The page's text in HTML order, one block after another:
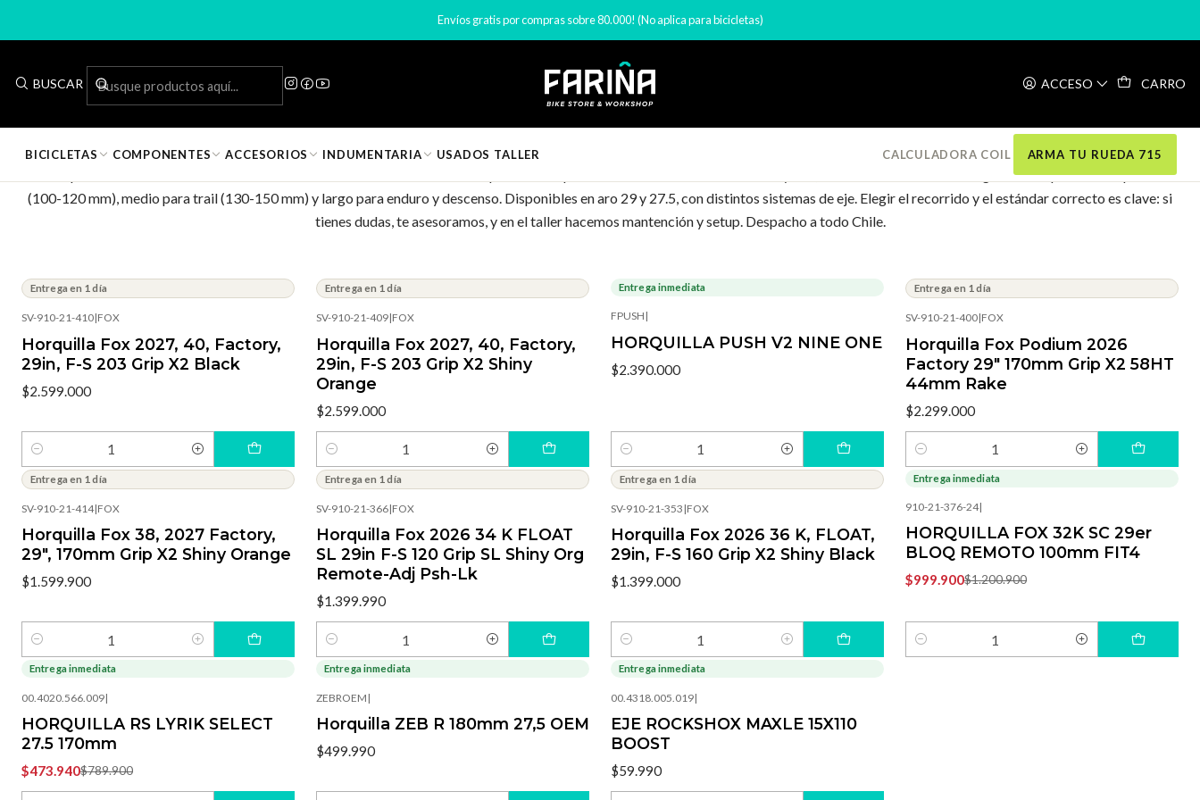
BUSCAR ACCESO CARRO
Envíos gratis por compras sobre 80.000! (No aplica para bicicletas)
Inicio Componentes de Bicicleta Horquillas bicicleta
Horquillas bicicleta
La horquilla define cómo se siente tu bici en el terreno técnico. Tenemos horquillas de suspensión de marcas como Rock Shox y Fox, con distintos recorridos según tu disciplina: corto para XC
(100-120 mm), medio para trail (130-150 mm) y largo para enduro y descenso. Disponibles en aro 29 y 27.5, con distintos sistemas de eje. Elegir el recorrido y el estándar correcto es clave: si
tienes dudas, te asesoramos, y en el taller hacemos mantención y setup. Despacho a todo Chile.
Entrega en 1 día
SV-910-21-410|FOX
Horquilla Fox 2027, 40, Factory,
29in, F-S 203 Grip X2 Black
$2.599.000
Cantidad
Entrega en 1 día
SV-910-21-409|FOX
Horquilla Fox 2027, 40, Factory,
29in, F-S 203 Grip X2 Shiny
Orange
$2.599.000
Cantidad
Entrega inmediata
FPUSH |
HORQUILLA PUSH V2 NINE ONE
$2.390.000
Cantidad
Entrega en 1 día
SV-910-21-400|FOX
Horquilla Fox Podium 2026
Factory 29" 170mm Grip X2 58HT
44mm Rake
$2.299.000
Cantidad
Entrega en 1 día
SV-910-21-414|FOX
Horquilla Fox 38, 2027 Factory,
29", 170mm Grip X2 Shiny Orange
$1.599.900
Cantidad
Entrega en 1 día
SV-910-21-366|FOX
Horquilla Fox 2026 34 K FLOAT
SL 29in F-S 120 Grip SL Shiny Org
Remote-Adj Psh-Lk
$1.399.990
Cantidad
Entrega en 1 día
SV-910-21-353 |FOX
Horquilla Fox 2026 36 K, FLOAT,
29in, F-S 160 Grip X2 Shiny Black
$1.399.000
Cantidad
-17%
Entrega inmediata
910-21-376-24|
HORQUILLA FOX 32K SC 29er
BLOQ REMOTO 100mm FIT4
$999.900$1.200.900
Cantidad
Entrega inmediata
00.4020.566.009|
HORQUILLA RS LYRIK SELECT
27.5 170mm
$473.940$789.900
Entrega inmediata
ZEBROEM |
Horquilla ZEB R 180mm 27,5 OEM
$499.990
Entrega inmediata
00.4318.005.019|
EJE ROCKSHOX MAXLE 15X110
BOOST
$59.990
BICICLETAS COMPONENTES ACCESORIOS INDUMENTARIA USADOS TALLER CALCULADORA COIL ARMA TU RUEDA 715